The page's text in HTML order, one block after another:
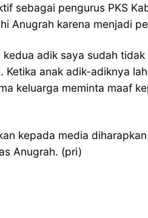
sebagai pengurus PKS
Anugrah karena menjadi
adik saya sudah
Ketika anak adik-adiknya
keluarga meminta maaf
kepada media
Anugrah. (pri)